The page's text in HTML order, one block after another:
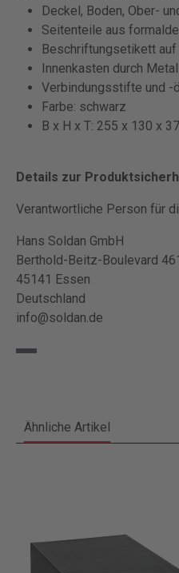
Deckel, Boden, Ober-
Seitenteile aus
Beschriftungsetikett
Innenkasten durch
Verbindungsstifte und -
Farbe: schwarz
B x H x T: 255 x 130 x
Details zur
Verantwortliche Person für
Hans Soldan GmbH
Berthold-Beitz-Boulevard
45141 Essen
Deutschland
info@soldan.de
Ähnliche Artikel